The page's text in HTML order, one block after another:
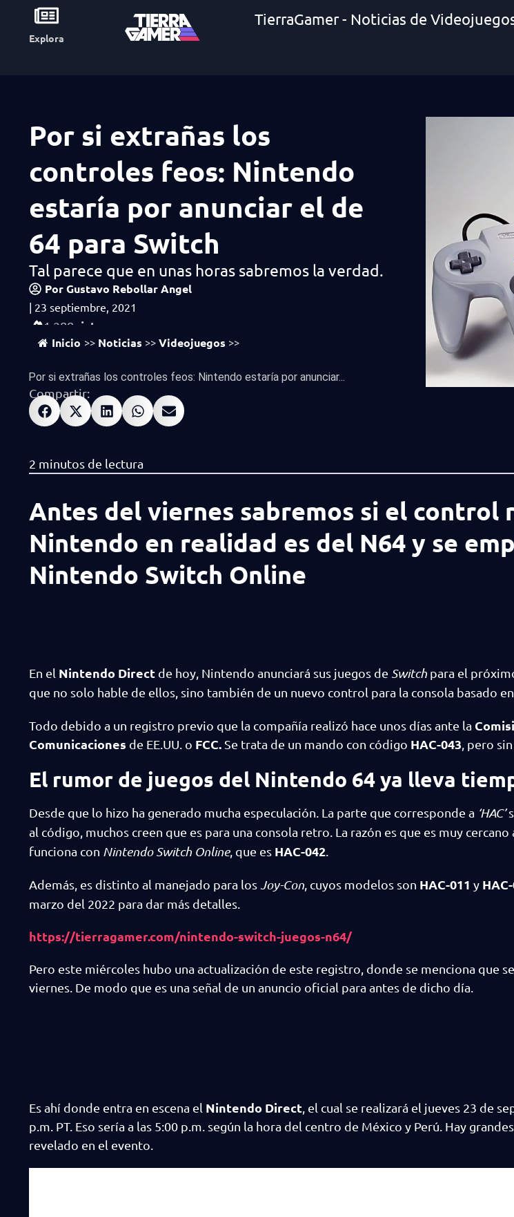
Explora
TierraGamer - Noticias de
Por si extrañas los
controles feos: Nintendo
estaría por anunciar el de
64 para Switch
Tal parece que en unas horas sabremos la verdad.
PorGustavo Rebollar Angel
| 23 septiembre, 2021
1,288 vistas
Inicio >> Noticias >> Videojuegos >>
Por si extrañas los controles feos: Nintendo estaría por anunciar...
Compartir:
Antes del viernes sabremos si el control
Nintendo en realidad es del N64 y se
Nintendo Switch Online
En el Nintendo Direct de hoy, Nintendo anunciará sus juegos de Switch para el
que no solo hable de ellos, sino también de un nuevo control para la consola basado
Todo debido a un registro previo que la compañía realizó hace unos días ante la
Comunicaciones de EE.UU. o FCC. Se trata de un mando con código HAC-043 , pero
El rumor de juegos del Nintendo 64 ya lleva
Desde que lo hizo ha generado mucha especulación. La parte que corresponde a ‘HAC’
al código, muchos creen que es para una consola retro. La razón es que es muy cercano
funciona con Nintendo Switch Online, que es HAC-042
Además, es distinto al manejado para losJoy-Con , cuyos modelos son HAC-011 y
marzo del 2022 para dar más detalles.
https://tierragamer.com/nintendo-switch-juegos-n64/
Pero este miércoles hubo una actualización de este registro, donde se menciona que
viernes. De modo que es una señal de un anuncio oficial para antes de dicho día.
Es ahí donde entra en escena el Nintendo Direct , el cual se realizará el jueves 23 de
p.m. PT. Eso sería a las 5:00 p.m. según la hora del centro de México y Perú. Hay
revelado en el evento.